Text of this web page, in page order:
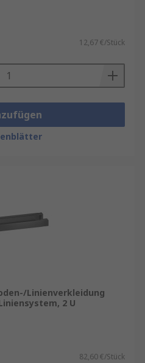
12,67 €/Stück
Linienverkleidung
2 U
82,60 €/Stück